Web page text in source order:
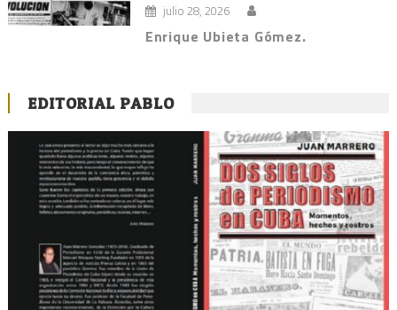
julio 28, 2026
Enrique Ubieta Gómez.
EDITORIAL PABLO